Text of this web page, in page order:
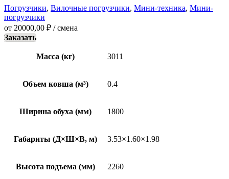
Погрузчики, Вилочные погрузчики, Мини-техника, Мини-
погрузчики
от 20000,00 ₽ / смена
Заказать
Масса (кг) 3011
Объем ковша (м³) 0.4
Ширина обуха (мм) 1800
Габариты (Д×Ш×В, м) 3.53×1.60×1.98
Высота подъема (мм) 2260